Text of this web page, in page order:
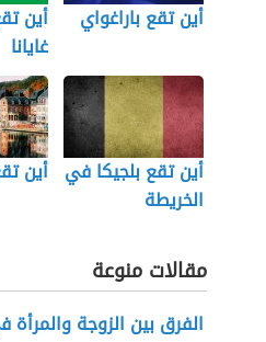
أين تقع باراغواي
أين
غايانا
أين تقع بلجيكا في
الخريطة
أين
مقالات منوعة
الفرق بين الزوجة والمرأة